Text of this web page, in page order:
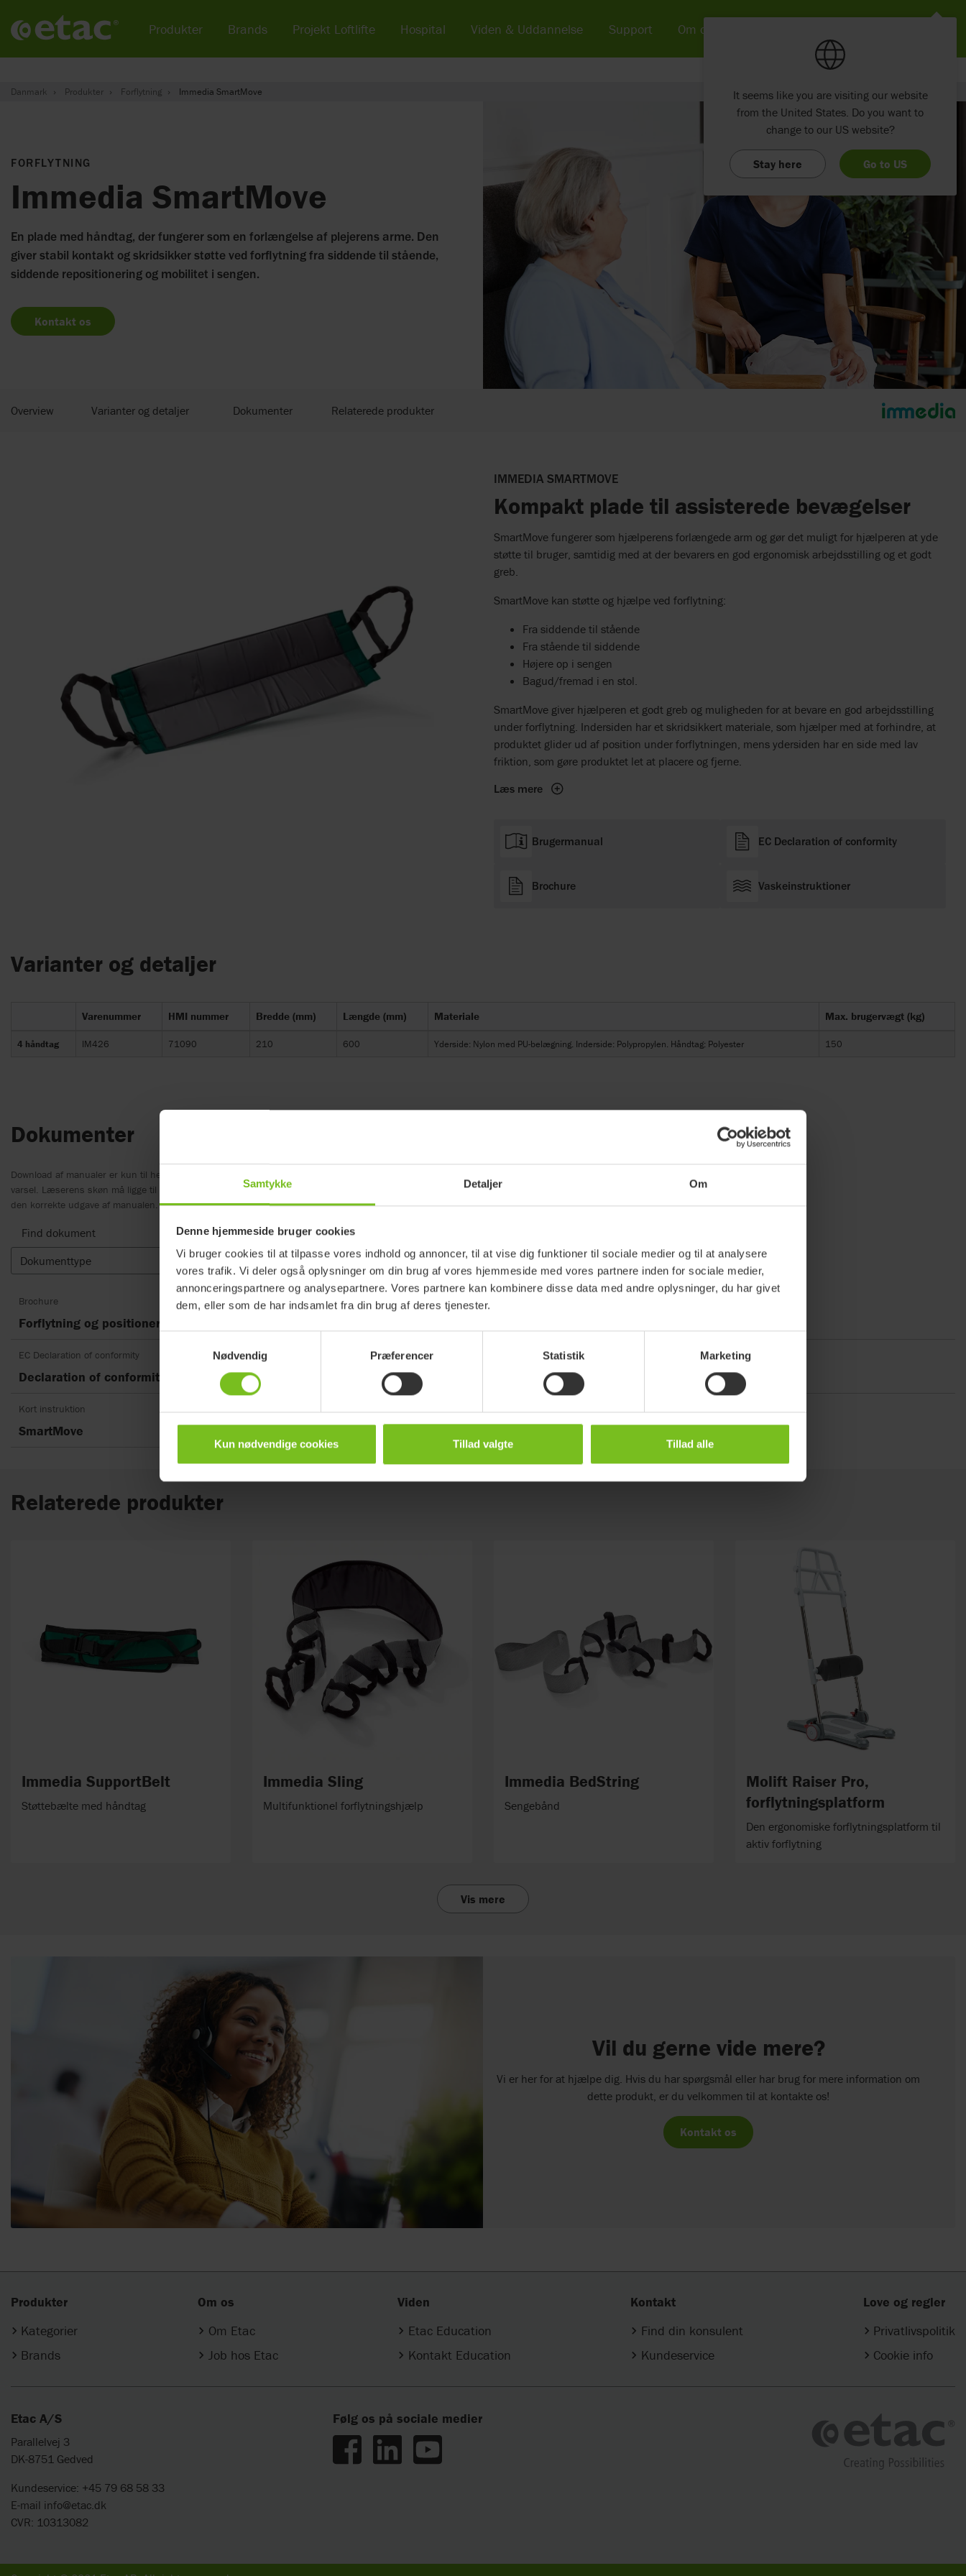
Samtykke Detaljer Om
Denne hjemmeside bruger cookies
Vi bruger cookies til at tilpasse vores indhold og annoncer, til at vise dig funktioner til sociale medier og til at analysere
vores trafik. Vi deler også oplysninger om din brug af vores hjemmeside med vores partnere inden for sociale medier,
annonceringspartnere og analysepartnere. Vores partnere kan kombinere disse data med andre oplysninger, du har givet
dem, eller som de har indsamlet fra din brug af deres tjenester.
Nødvendig
Præferencer Statistik Marketing
Kun nødvendige cookies Tillad valgte Tillad alle
Danmark Produkter Forflytning Immedia SmartMove
FORFLYTNING
Immedia SmartMove
En plade med håndtag, der fungerer som en forlængelse af plejerens arme. Den
giver stabil kontakt og skridsikker støtte ved forflytning fra siddende til stående,
siddende repositionering og mobilitet i sengen.
Kontakt os
Overview Varianter og detaljer Dokumenter Relaterede produkter
IMMEDIA SMARTMOVE
Kompakt plade til assisterede bevægelser
SmartMove fungerer som hjælperens forlængede arm og gør det muligt for hjælperen at yde
støtte til bruger, samtidig med at der bevarers en god ergonomisk arbejdsstilling og et godt
greb.
SmartMove kan støtte og hjælpe ved forflytning:
Fra siddende til stående
Fra stående til siddende
Højere op i sengen
Bagud/fremad i en stol.
SmartMove giver hjælperen et godt greb og muligheden for at bevare en god arbejdsstilling
under forflytning. Indersiden har et skridsikkert materiale, som hjælper med at forhindre, at
produktet glider ud af position under forflytningen, mens ydersiden har en side med lav
friktion, som gøre produktet let at placere og fjerne.
Læs mere
Brugermanual EC Declaration of conformity
Brochure Vaskeinstruktioner
Varianter og detaljer
Varenummer HMI nummer Bredde (mm) Længde (mm) Materiale Max. brugervægt (kg)
4 håndtag IM426 71090 210 600 Yderside: Nylon med PU-belægning. Inderside: Polypropylen. Håndtag: Polyester 150
Dokumenter
Download af manualer er kun til hensigtsmæssige formål. Produkterne kan blive ændret uden forudgående
varsel. Læserens skøn må ligge til grund for overensstemmelse mellem produktversion, varenummer og
den korrekte udgave af manualen.
Find dokument
Dokumenttype
Ryd sortering
Brochure
Forflytning og positionering
EC Declaration of conformity
Declaration of conformity SmartMove
Genbrugsanvisning
Hjælpemidler Manuel Forflytning
Kort instruktion
SmartMove
Relaterede produkter
Immedia SupportBelt
Støttebælte med håndtag
Immedia Sling
Multifunktionel forflytningshjælp
Immedia BedString
Sengebånd
Molift Raiser Pro,
forflytningsplatform
Den ergonomiske forflytningsplatform til
aktiv forflytning
Vis mere
Vil du gerne vide mere?
Vi er her for at hjælpe dig. Hvis du har spørgsmål eller har brug for mere information om
dette produkt, er du velkommen til at kontakte os!
Kontakt os
Produkter
Kategorier
Brands
Om os
Om Etac
Job hos Etac
Viden
Etac Education
Kontakt Education
Kontakt
Find din konsulent
Kundeservice
Love og regler
Privatlivspolitik
Cookie info
Etac A/S
Parallelvej 3
DK-8751 Gedved
Kundeservice: +45 79 68 58 33
E-mail info@etac.dk
CVR: 10313082
Følg os på sociale medier
Produkter Brands Projekt Loftlifte Hospital Viden & Uddannelse Support Om os
It seems like you are visiting our website
from the United States. Do you want to
change to our US website?
Stay here Go to US